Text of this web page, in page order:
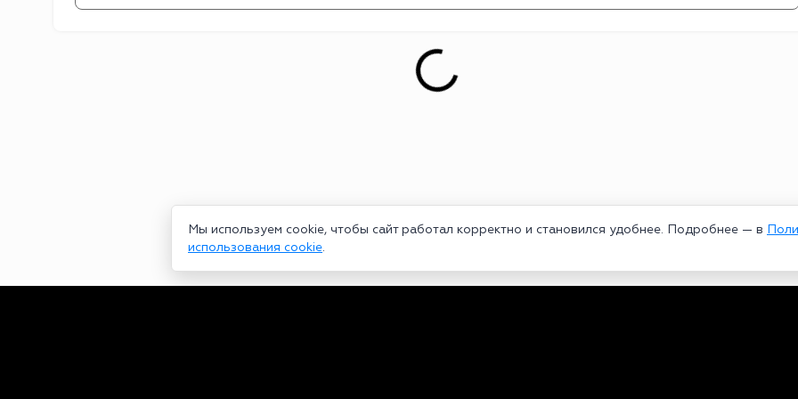
Мы используем cookie, чтобы сайт работал корректно и становился удобнее. Подробнее — в
использования cookie.